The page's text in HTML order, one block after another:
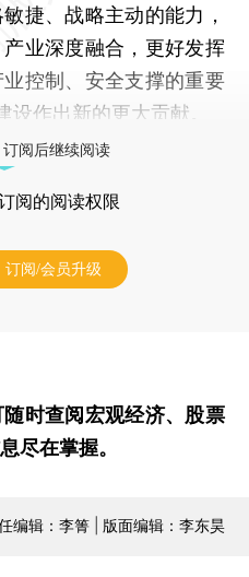
捷、战略主动的能力，
业深度融合，更好发挥
控制、安全支撑的重要
设作出新的更大贡献。
阅后继续阅读
阅的阅读权限
订阅/会员升级
随时查阅宏观经济、股票
尽在掌握。
编辑：李箐 | 版面编辑：李东昊